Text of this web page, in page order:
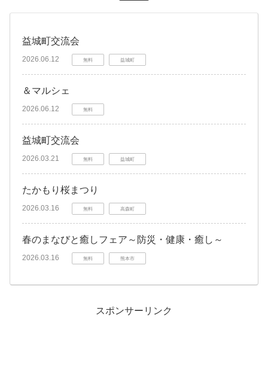
益城町交流会
2026.06.12 無料 益城町
＆マルシェ
2026.06.12 無料
益城町交流会
2026.03.21 無料 益城町
たかもり桜まつり
2026.03.16 無料 高森町
春のまなびと癒しフェア～防災・健康・癒し～
2026.03.16 無料 熊本市
スポンサーリンク